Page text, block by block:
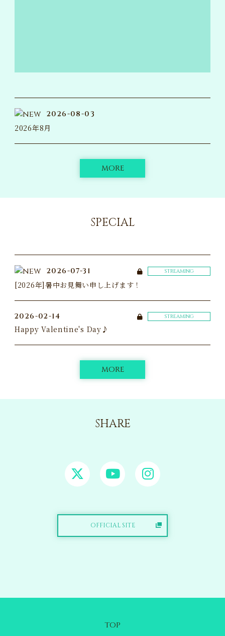
2026-08-03
2026年8月
MORE
SPECIAL
2026-07-31 STREAMING
[2026年]暑中お見舞い申し上げます！
2026-02-14 STREAMING
Happy Valentine's Day♪
MORE
SHARE
OFFICIAL SITE
TOP